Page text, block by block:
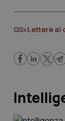
QS»Lettere al